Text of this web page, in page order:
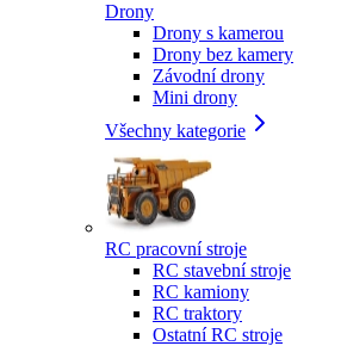
Drony
Drony s kamerou
Drony bez kamery
Závodní drony
Mini drony
Všechny kategorie
RC pracovní stroje
RC stavební stroje
RC kamiony
RC traktory
Ostatní RC stroje